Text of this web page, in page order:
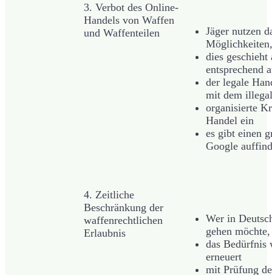
3. Verbot des Online-
Handels von Waffen
und Waffenteilen
Jäger nutzen
dies geschieht
entsprechend
der legale
mit dem
organisierte
Handel ein
es gibt einen
Google
4. Zeitliche
Beschränkung der
waffenrechtlichen
Erlaubnis
Wer in
gehen
das Bedürfnis
erneuert
mit Prüfung